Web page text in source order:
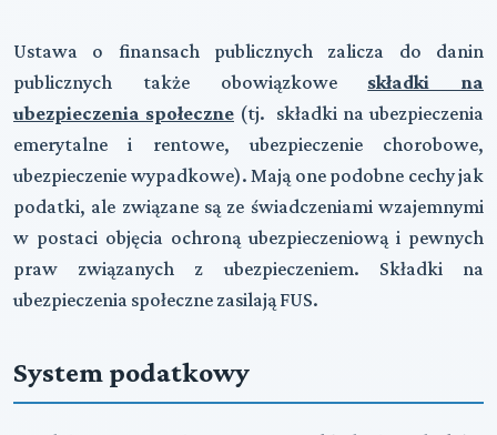
Ustawa o finansach publicznych zalicza do danin
publicznych także obowiązkowe składki na
ubezpieczenia społeczne (tj. składki na ubezpieczenia
emerytalne i rentowe, ubezpieczenie chorobowe,
ubezpieczenie wypadkowe). Mają one podobne cechy jak
podatki, ale związane są ze świadczeniami wzajemnymi
w postaci objęcia ochroną ubezpieczeniową i pewnych
praw związanych z ubezpieczeniem. Składki na
ubezpieczenia społeczne zasilają FUS.
System podatkowy